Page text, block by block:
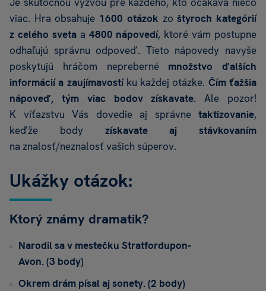
viac. Hra obsahuje 1600 otázok zoštyroch kategórií
z celého svetaa 4800 nápovedí, ktoré vám postupne
odhaľujú správnu odpoveď. Tieto nápovedy navyše
poskytujú hráčom nepreberné množstvo ďalších
informácií a zaujímavostíku každej otázke. Čím ťažšia
nápoveď, tým viac bodov získavate. Ale pozor!
K víťazstvu Vás dovedie aj správne taktizovanie,
keďže body získavate aj stávkovaním
na znalosť/neznalosť vašich súperov.
Ukážky otázok:
Ktorý známy dramatik?
Narodil sa v mestečku Stratfordupon-
Avon. (3 body)
Okrem drám písal aj sonety. (2 body)